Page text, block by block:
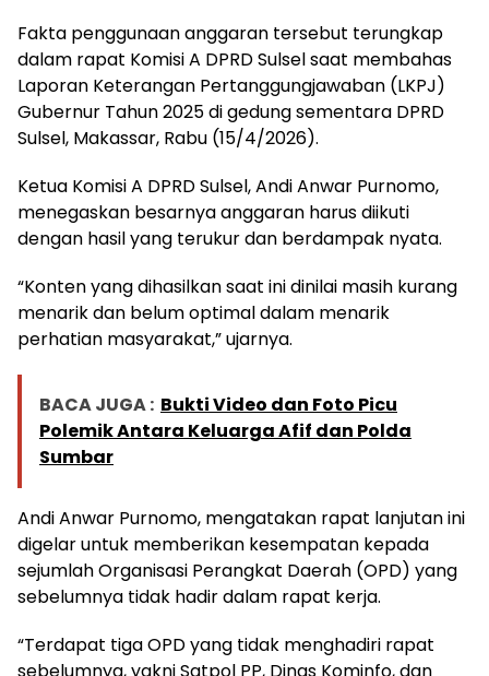
Fakta penggunaan anggaran tersebut terungkap
dalam rapat Komisi A DPRD Sulsel saat membahas
Laporan Keterangan Pertanggungjawaban (LKPJ)
Gubernur Tahun 2025 di gedung sementara DPRD
Sulsel, Makassar, Rabu (15/4/2026).
Ketua Komisi A DPRD Sulsel, Andi Anwar Purnomo,
menegaskan besarnya anggaran harus diikuti
dengan hasil yang terukur dan berdampak nyata.
“Konten yang dihasilkan saat ini dinilai masih kurang
menarik dan belum optimal dalam menarik
perhatian masyarakat,” ujarnya.
BACA JUGA : Bukti Video dan Foto Picu
Polemik Antara Keluarga Afif dan Polda
Sumbar
Andi Anwar Purnomo, mengatakan rapat lanjutan ini
digelar untuk memberikan kesempatan kepada
sejumlah Organisasi Perangkat Daerah (OPD) yang
sebelumnya tidak hadir dalam rapat kerja.
“Terdapat tiga OPD yang tidak menghadiri rapat